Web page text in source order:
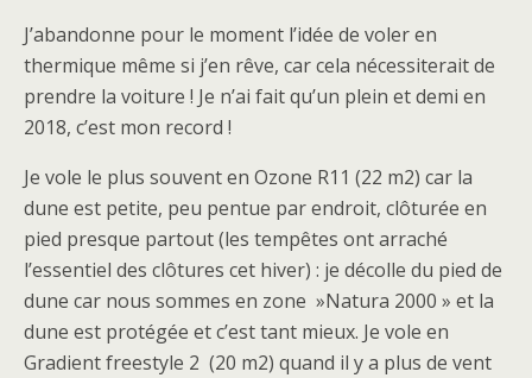
J’abandonne pour le moment l’idée de voler en
thermique même si j’en rêve, car cela nécessiterait de
prendre la voiture ! Je n’ai fait qu’un plein et demi en
2018, c’est mon record !
Je vole le plus souvent en Ozone R11 (22 m2) car la
dune est petite, peu pentue par endroit, clôturée en
pied presque partout (les tempêtes ont arraché
l’essentiel des clôtures cet hiver) : je décolle du pied de
dune car nous sommes en zone »Natura 2000 » et la
dune est protégée et c’est tant mieux. Je vole en
Gradient freestyle 2 (20 m2) quand il y a plus de vent